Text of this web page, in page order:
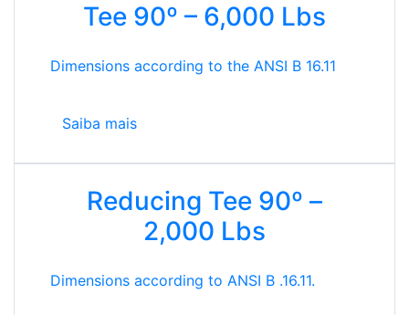
Tee 90º – 6,000 Lbs
Dimensions according to the ANSI B 16.11
Saiba mais
Reducing Tee 90º –
2,000 Lbs
Dimensions according to ANSI B .16.11.